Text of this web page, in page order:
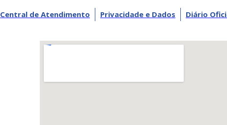
Central de Atendimento Privacidade e Dados Diário